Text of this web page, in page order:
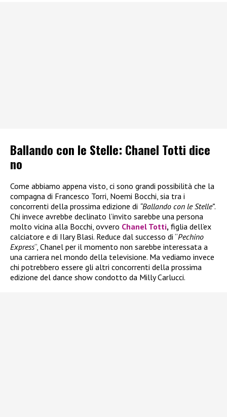
Ballando con le Stelle: Chanel Totti dice
no
Come abbiamo appena visto, ci sono grandi possibilità che la
compagna di Francesco Torri, Noemi Bocchi, sia tra i
concorrenti della prossima edizione di “Ballando con le Stelle”.
Chi invece avrebbe declinato l’invito sarebbe una persona
molto vicina alla Bocchi, ovvero Chanel Totti, figlia dell’ex
calciatore e di Ilary Blasi. Reduce dal successo di “Pechino
Express“, Chanel per il momento non sarebbe interessata a
una carriera nel mondo della televisione. Ma vediamo invece
chi potrebbero essere gli altri concorrenti della prossima
edizione del dance show condotto da Milly Carlucci.